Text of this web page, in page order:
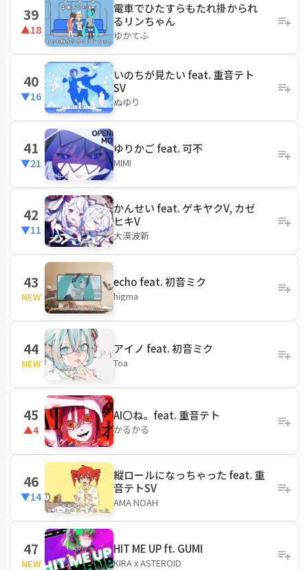
39
▲18
電車でひたすらもたれ掛かられ
るリンちゃん
ゆかてふ
40
▼16
いのちが見たい feat. 重音テト
SV
ぬゆり
41
▼21
ゆりかご feat. 可不
MIMI
42
▼11
かんせい feat. ゲキヤクV, カゼ
ヒキV
大漠波新
43
NEW
echo feat. 初音ミク
higma
44
NEW
アイノ feat. 初音ミク
Toa
45
▲4
AI〇ね。feat. 重音テト
かるかる
46
▼14
縦ロールになっちゃった feat. 重
音テトSV
AMA NOAH
47
NEW
HIT ME UP ft. GUMI
KIRA x ASTEROID